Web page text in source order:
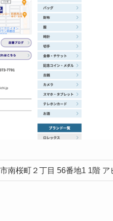
南桜町２丁目 56番地1 1階 ア